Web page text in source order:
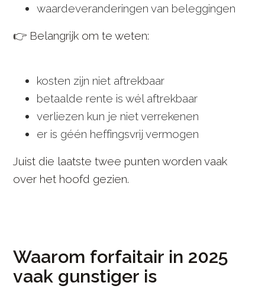
waardeveranderingen van beleggingen
👉 Belangrijk om te weten:
kosten zijn niet aftrekbaar
betaalde rente is wél aftrekbaar
verliezen kun je niet verrekenen
er is géén heffingsvrij vermogen
Juist die laatste twee punten worden vaak
over het hoofd gezien.
Waarom forfaitair in 2025
vaak gunstiger is